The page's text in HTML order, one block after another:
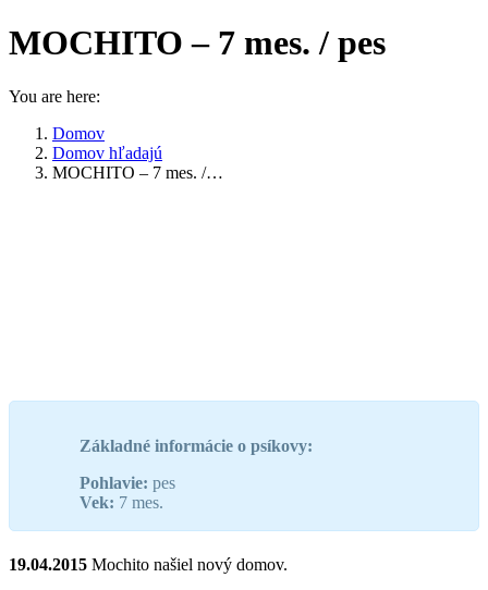
MOCHITO – 7 mes. / pes
You are here:
Domov
Domov hľadajú
MOCHITO – 7 mes. /…
Základné informácie o psíkovy:
Pohlavie: pes
Vek: 7 mes.
19.04.2015 Mochito našiel nový domov.